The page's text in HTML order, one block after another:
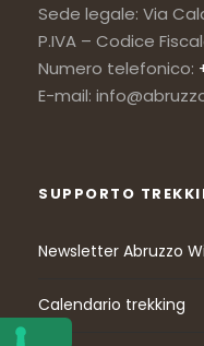
Sede legale: Via
P.IVA – Codice
Numero telefonico:
E-mail:
SUPPORTO
Newsletter Abruzzo
Calendario trekking